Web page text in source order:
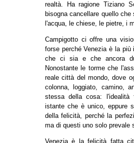
realtà. Ha ragione Tiziano
bisogna cancellare quello
l'acqua, le chiese, le pietre, i
Campigotto ci offre una
forse perché Venezia è la
che ci sia e che ancora
Nonostante le torme che
reale città del mondo, dove
colonna, loggiato, camino,
stessa della cosa: l'idealità
istante che è unico, eppure
della felicità, perché la
ma di questi uno solo prevale
Venezia è la felicità fatta